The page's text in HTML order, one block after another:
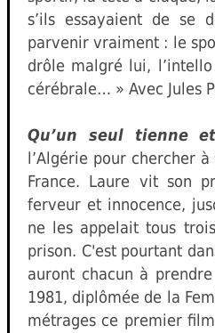
s’ils essayaient de se
parvenir vraiment : le
drôle malgré lui,
cérébrale… » Avec Jules
Qu’un seul tienne
l’Algérie pour chercher
France. Laure vit son
ferveur et innocence,
ne les appelait tous
prison. C'est pourtant
auront chacun à
1981, diplômée de la
métrages ce premier